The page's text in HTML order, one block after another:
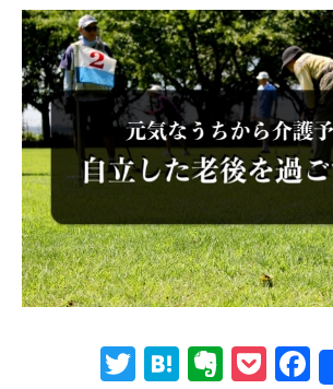
Twitter
Hatena